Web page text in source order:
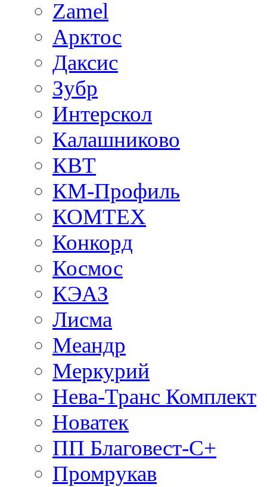
Zamel
Арктос
Даксис
Зубр
Интерскол
Калашниково
КВТ
КМ-Профиль
КОМТЕХ
Конкорд
Космос
КЭАЗ
Лисма
Меандр
Меркурий
Нева-Транс Комплект
Новатек
ПП Благовест-С+
Промрукав